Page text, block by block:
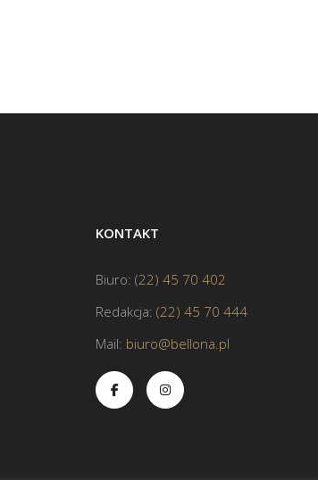
KONTAKT
Biuro: (22) 45 70 402
Redakcja: (22) 45 70 444
Mail: biuro@bellona.pl